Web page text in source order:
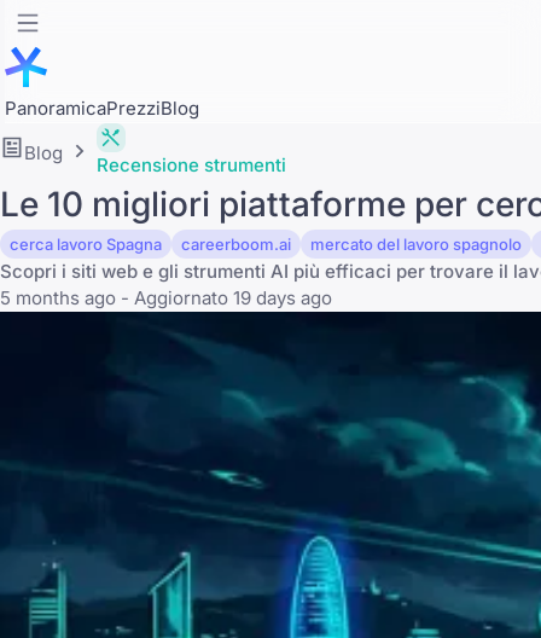
PanoramicaPrezziBlog
Blog
Recensione strumenti
Le 10 migliori piattaforme per
cerca lavoro Spagna careerboom.ai mercato del lavoro spagnolo
Scopri i siti web e gli strumenti AI più efficaci per trovare il
5 months ago - Aggiornato 19 days ago